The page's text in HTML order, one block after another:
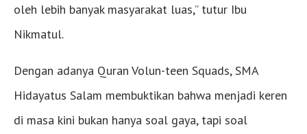
oleh lebih banyak masyarakat luas,” tutur Ibu
Nikmatul.
Dengan adanya Quran Volun-teen Squads, SMA
Hidayatus Salam membuktikan bahwa menjadi keren
di masa kini bukan hanya soal gaya, tapi soal